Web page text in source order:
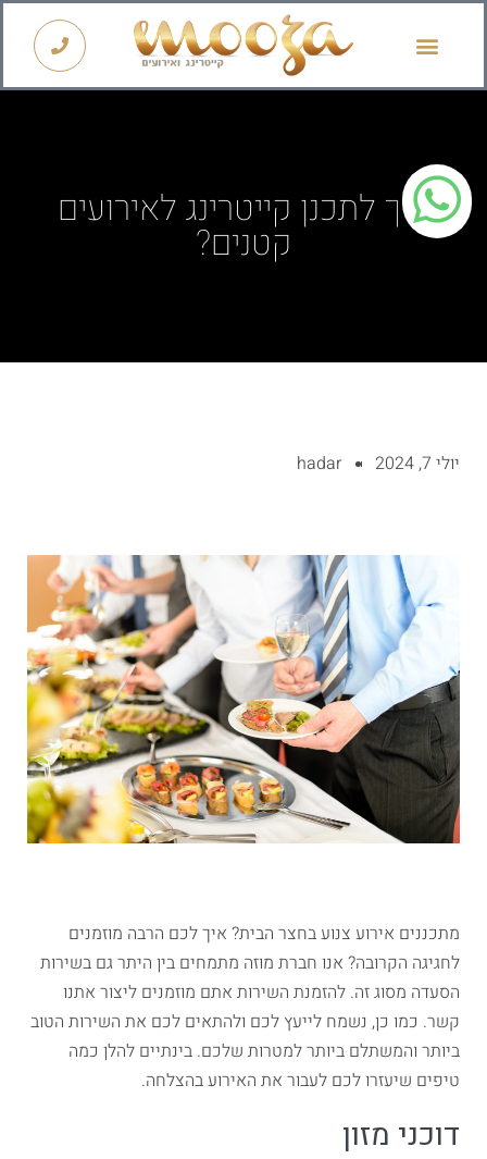
איך לתכנן קייטרינג לאירועים
קטנים?
יולי 7, 2024 hadar
מתכננים אירוע צנוע בחצר הבית? איך לכם הרבה מוזמנים
לחגיגה הקרובה? אנו חברת מוזה מתמחים בין היתר גם בשירות
הסעדה מסוג זה. להזמנת השירות אתם מוזמנים ליצור אתנו
קשר. כמו כן, נשמח לייעץ לכם ולהתאים לכם את השירות הטוב
ביותר והמשתלם ביותר למטרות שלכם. בינתיים להלן כמה
טיפים שיעזרו לכם לעבור את האירוע בהצלחה.
דוכני מזון